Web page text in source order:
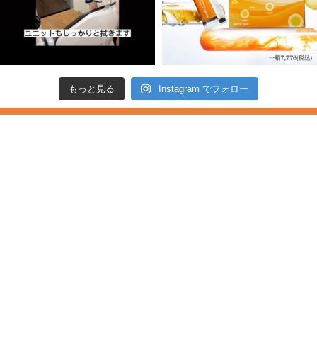
もっと見る Instagram でフォロー